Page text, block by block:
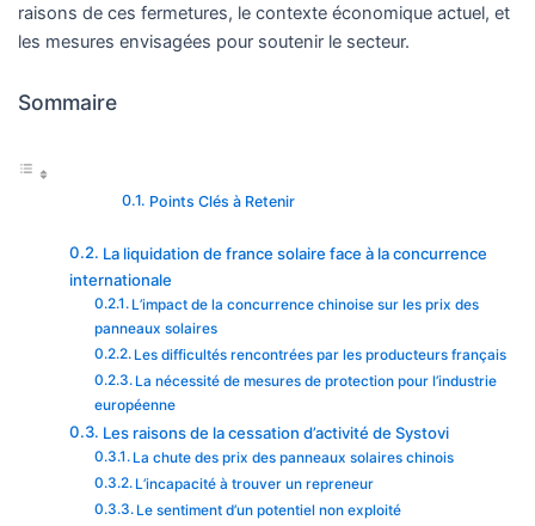
raisons de ces fermetures, le contexte économique actuel, et
les mesures envisagées pour soutenir le secteur.
Sommaire
Points Clés à Retenir
La liquidation de france solaire face à la concurrence
internationale
L’impact de la concurrence chinoise sur les prix des
panneaux solaires
Les difficultés rencontrées par les producteurs français
La nécessité de mesures de protection pour l’industrie
européenne
Les raisons de la cessation d’activité de Systovi
La chute des prix des panneaux solaires chinois
L’incapacité à trouver un repreneur
Le sentiment d’un potentiel non exploité